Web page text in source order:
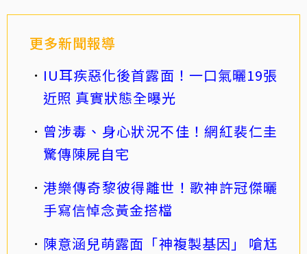
更多新聞報導
IU耳疾惡化後首露面！一口氣曬19張
近照 真實狀態全曝光
曾涉毒、身心狀況不佳！網紅裴仁圭
驚傳陳屍自宅
港樂傳奇黎彼得離世！歌神許冠傑曬
手寫信悼念黃金搭檔
陳意涵兒萌露面「神複製基因」 嗆尪